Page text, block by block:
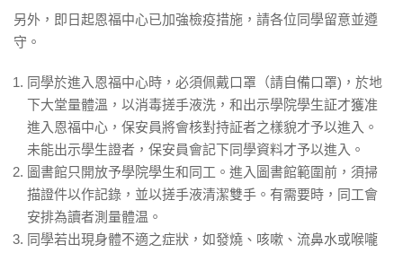
另外，即日起恩福中心已加強檢疫措施，請各位同學留意並遵
守。
同學於進入恩福中心時，必須佩戴口罩（請自備口罩)，於地
下大堂量體溫，以消毒搓手液洗，和出示學院學生証才獲准
進入恩福中心，保安員將會核對持証者之樣貌才予以進入。
未能出示學生證者，保安員會記下同學資料才予以進入。
圖書館只開放予學院學生和同工。進入圖書館範圍前，須掃
描證件以作記錄，並以搓手液清潔雙手。有需要時，同工會
安排為讀者測量體温。
同學若出現身體不適之症狀，如發燒、咳嗽、流鼻水或喉嚨